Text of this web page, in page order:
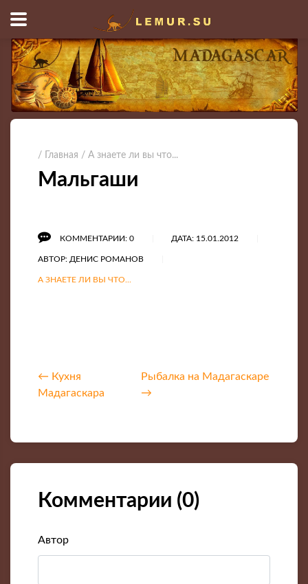
/ Главная / А знаете ли вы что...
Мальгаши
КОММЕНТАРИИ: 0 ДАТА: 15.01.2012
АВТОР: ДЕНИС РОМАНОВ
А ЗНАЕТЕ ЛИ ВЫ ЧТО...
← Кухня
Мадагаскара
Рыбалка на Мадагаскаре
→
Комментарии (0)
Автор